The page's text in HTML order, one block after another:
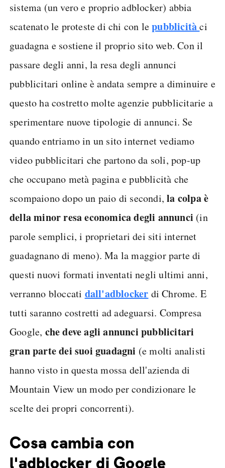
sistema (un vero e proprio adblocker) abbia
scatenato le proteste di chi con lepubblicitàci
guadagna e sostiene il proprio sito web. Con il
passare degli anni, la resa degli annunci
pubblicitari online è andata sempre a diminuire e
questo ha costretto molte agenzie pubblicitarie a
sperimentare nuove tipologie di annunci. Se
quando entriamo in un sito internet vediamo
video pubblicitari che partono da soli, pop-up
che occupano metà pagina e pubblicità che
scompaiono dopo un paio di secondi, la colpa è
della minor resa economica degli annunci (in
parole semplici, i proprietari dei siti internet
guadagnano di meno). Ma la maggior parte di
questi nuovi formati inventati negli ultimi anni,
verranno bloccati dall'adblocker di Chrome. E
tutti saranno costretti ad adeguarsi. Compresa
Google, che deve agli annunci pubblicitari
gran parte dei suoi guadagni (e molti analisti
hanno visto in questa mossa dell'azienda di
Mountain View un modo per condizionare le
scelte dei propri concorrenti).
Cosa cambia con
l'adblocker di Google